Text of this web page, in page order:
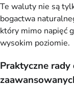
Te waluty nie są
bogactwa
który mimo napięć
wysokim poziomie.
Praktyczne